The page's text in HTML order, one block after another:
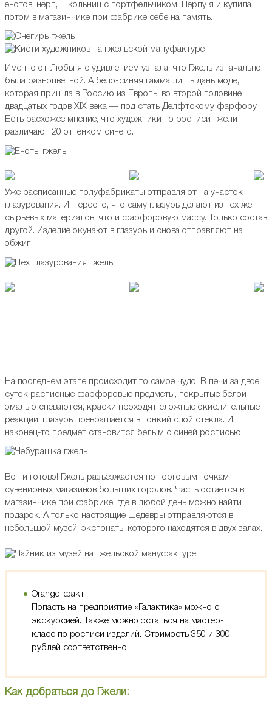
енотов, нерп, школьниц с портфельчиком. Нерпу я и купила
потом в магазинчике при фабрике себе на память.
Именно от Любы я с удивлением узнала, что Гжель изначально
была разноцветной. А бело-синяя гамма лишь дань моде,
которая пришла в Россию из Европы во второй половине
двадцатых годов XIX века — под стать Делфтскому фарфору.
Есть расхожее мнение, что художники по росписи гжели
различают 20 оттенком синего.
Уже расписанные полуфабрикаты отправляют на участок
глазурования. Интересно, что саму глазурь делают из тех же
сырьевых материалов, что и фарфоровую массу. Только состав
другой. Изделие окунают в глазурь и снова отправляют на
обжиг.
На последнем этапе происходит то самое чудо. В печи за двое
суток расписные фарфоровые предметы, покрытые белой
эмалью спеваются, краски проходят сложные окислительные
реакции, глазурь превращается в тонкий слой стекла. И
наконец-то предмет становится белым с синей росписью!
Вот и готово! Гжель разъезжается по торговым точкам
сувенирных магазинов больших городов. Часть остается в
магазинчике при фабрике, где в любой день можно найти
подарок. А только настоящие шедевры отправляются в
небольшой музей, экспонаты которого находятся в двух залах.
Orange-факт
Попасть на предприятие «Галактика» можно с
экскурсией. Также можно остаться на мастер-
класс по росписи изделий. Стоимость 350 и 300
рублей соответственно.
Как добраться до Гжели: